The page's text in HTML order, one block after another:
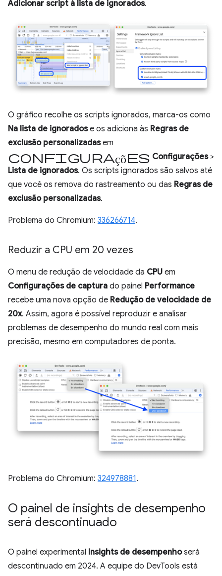
Adicionar script à lista de ignorados.
O gráfico recolhe os scripts ignorados, marca-os como
Na lista de ignoradose os adiciona às Regras de
exclusão personalizadasem
configurações Configurações>
Lista de ignorados. Os scripts ignorados são salvos até
que você os remova do rastreamento ou das Regras de
exclusão personalizadas.
Problema do Chromium: 336266714.
Reduzir a CPU em 20 vezes
O menu de redução de velocidade da CPU em
Configurações de captura do painel Performance
recebe uma nova opção de Redução de velocidade de
20x. Assim, agora é possível reproduzir e analisar
problemas de desempenho do mundo real com mais
precisão, mesmo em computadores de ponta.
Problema do Chromium: 324978881.
O painel de insights de desempenho
será descontinuado
O painel experimental Insights de desempenhoserá
descontinuado em 2024. A equipe do DevTools está